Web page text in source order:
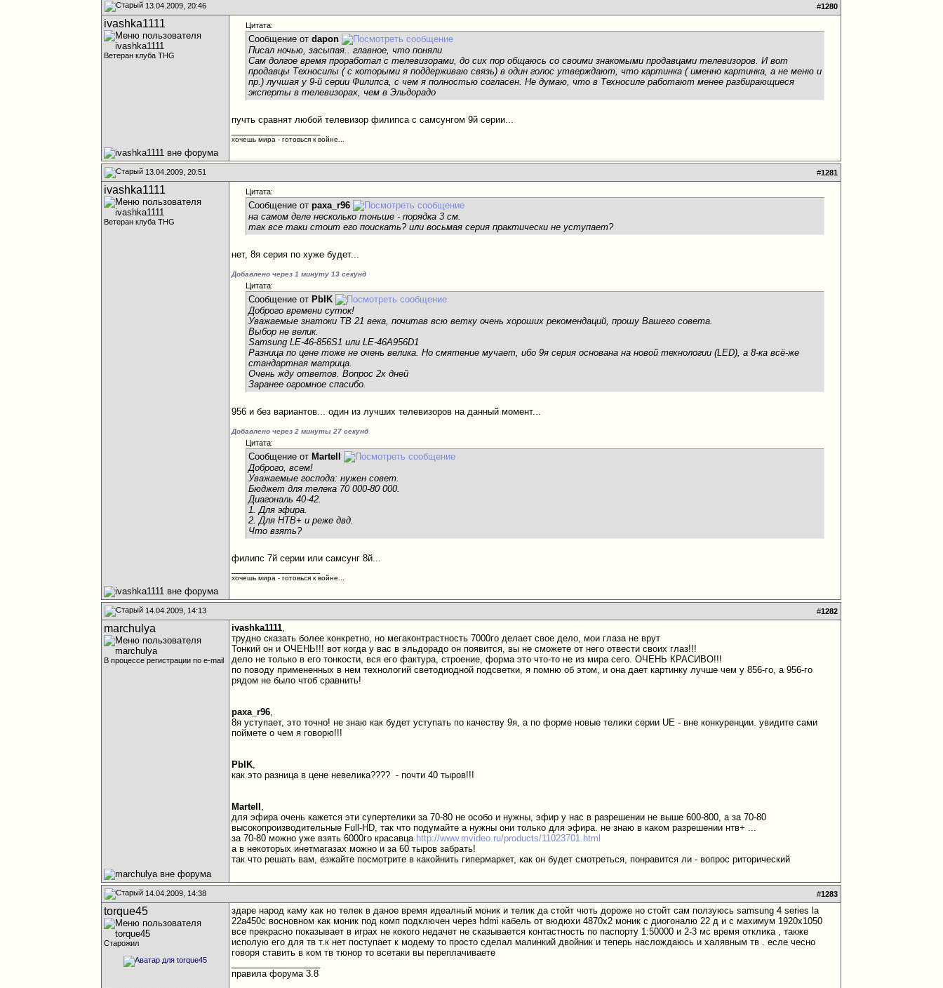
13.04.2009, 20:46 #1280
ivashka1111
Ветеран клуба THG
Цитата:
Сообщение отdapon
Писал ночью, засыпая.. главное, что поняли
Сам долгое время проработал с телевизорами, до сих пор общаюсь со своими знакомыми продавцами телевизоров. И вот
продавцы Техносилы ( с которыми я поддерживаю связь) в один голос утверждают, что картинка ( именно картинка, а не меню и
пр.) лучшая у 9-й серии Филипса, с чем я полностью согласен. Не думаю, что в Техносиле работают менее разбирающиеся
эксперты в телевизорах, чем в Эльдорадо
пучть сравнят любой телевизор филипса с самсунгом 9й серии...
хочешь мира - готовься к войне...
13.04.2009, 20:51 #1281
ivashka1111
Ветеран клуба THG
Цитата:
Сообщение отpaxa_r96
на самом деле несколько тоньше - порядка 3 см.
так все таки стоит его поискать? или восьмая серия практически не уступает?
нет, 8я серия по хуже будет...
Добавлено через 1 минуту 13 секунд
Цитата:
Сообщение от PbIK
Доброго времени суток!
Уважаемые знатоки ТВ 21 века, почитав всю ветку очень хороших рекомендаций, прошу Вашего совета.
Выбор не велик.
Samsung LE-46-856S1 или LE-46A956D1
Разница по цене тоже не очень велика. Но смятение мучает, ибо 9я серия основана на новой технологии (LED), а 8-ка всё-же
стандартная матрица.
Очень жду ответов. Вопрос 2х дней
Заранее огромное спасибо.
956 и без вариантов... один из лучших телевизоров на данный момент...
Добавлено через 2 минуты 27 секунд
Цитата:
Сообщение от Martell
Доброго, всем!
Уважаемые господа: нужен совет.
Бюджет для телека 70 000-80 000.
Диагональ 40-42.
1. Для эфира.
2. Для НТВ+ и реже двд.
Что взять?
филипс 7й серии или самсунг 8й...
хочешь мира - готовься к войне...
14.04.2009, 14:13 #1282
marchulya
В процессе регистрации по e-mail
ivashka1111,
трудно сказать более конкретно, но мегаконтрастность 7000го делает свое дело, мои глаза не врут
Тонкий он и ОЧЕНЬ!!! вот когда у вас в эльдорадо он появится, вы не сможете от него отвести своих глаз!!!
дело не только в его тонкости, вся его фактура, строение, форма это что-то не из мира сего. ОЧЕНЬ КРАСИВО!!!
по поводу примененных в нем технологий светодиодной подсветки, я помню об этом, и она дает картинку лучше чем у 856-го, а 956-го
рядом не было чтоб сравнить!
paxa_r96,
8я уступает, это точно! не знаю как будет уступать по качеству 9я, а по форме новые телики серии UE - вне конкуренции. увидите сами
поймете о чем я говорю!!!
PbIK,
как это разница в цене невелика???? - почти 40 тыров!!!
Martell ,
для эфира очень кажется эти супертелики за 70-80 не особо и нужны, эфир у нас в разрешении не выше 600-800, а за 70-80
высокопроизводительные Full-HD, так что подумайте а нужны они только для эфира. не знаю в каком разрешении нтв+ ...
за 70-80 можно уже взять 6000го красавца http://www.mvideo.ru/products/11023701.html
а в некоторых инетмагазах можно и за 60 тыров забрать!
так что решать вам, езжайте посмотрите в какойнить гипермаркет, как он будет смотреться, понравится ли - вопрос риторический
14.04.2009, 14:38 #1283
torque45
Старожил
здаре народ каму как но телек в даное время идеалный моник и телик да стойт чють дороже но стойт сам ползуюсь samsung 4 series la
22а450с восновном как моник под комп подключен через hdmi кабель от вюдюхи 4870х2 моник с диогоналю 22 д и с махимум 1920х1050
все прекрасно показывает в играх не кокого недачет не сказывается контастность по паспорту 1:50000 и 2-3 мс время отклика , также
исполую его для тв т.к нет поступает к модему то просто сделал малинкий двойник и теперь наслождаюсь и халявным тв . есле чесно
говоря ставить в ком тв тюнор то всетаки вы переплачиваете
правила форума 3.8